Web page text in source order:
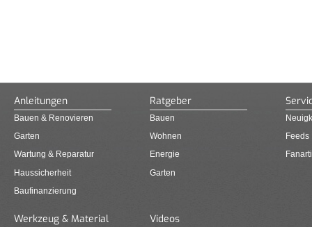
Anleitungen
Bauen & Renovieren
Garten
Wartung & Reparatur
Haussicherheit
Baufinanzierung
Ratgeber
Bauen
Wohnen
Energie
Garten
Feeds
Werkzeug & Material Videos